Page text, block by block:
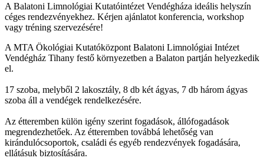
A Balatoni Limnológiai Kutatóintézet Vendégháza ideális helyszín
céges rendezvényekhez. Kérjen ajánlatot konferencia, workshop
vagy tréning szervezésére!
A MTA Ökológiai Kutatóközpont Balatoni Limnológiai Intézet
Vendégház Tihany festő környezetben a Balaton partján helyezkedik
el.
17 szoba, melyből 2 lakosztály, 8 db két ágyas, 7 db három ágyas
szoba áll a vendégek rendelkezésére.
Az étteremben külön igény szerint fogadások, állófogadások
megrendezhetőek. Az étteremben továbbá lehetőség van
kirándulócsoportok, családi és egyéb rendezvények fogadására,
ellátásuk biztosítására.